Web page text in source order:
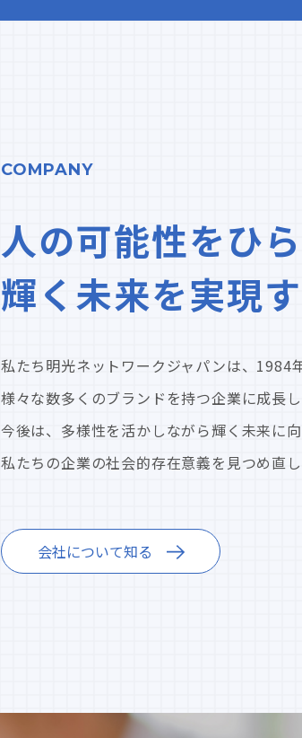
COMPANY
人の可能性をひ
輝く未来を実現
私たち明光ネットワークジャパンは、1984
様々な数多くのブランドを持つ企業に成長し
今後は、多様性を活かしながら輝く未来に
私たちの企業の社会的存在意義を見つめ直
会社について知る